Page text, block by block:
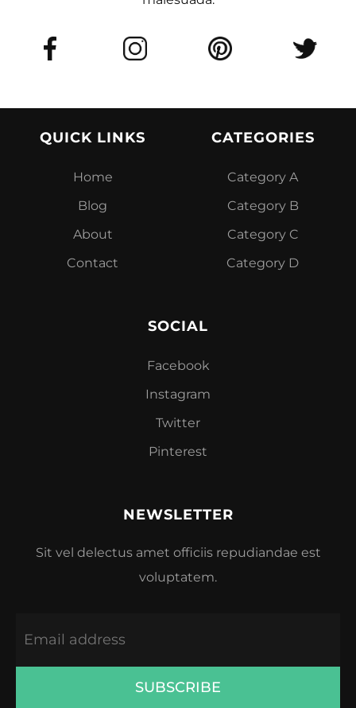
QUICK LINKS
Home
Blog
About
Contact
CATEGORIES
Category A
Category B
Category C
Category D
SOCIAL
Facebook
Instagram
Twitter
Pinterest
NEWSLETTER
Sit vel delectus amet officiis repudiandae est
voluptatem.
SUBSCRIBE